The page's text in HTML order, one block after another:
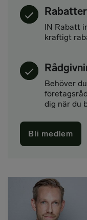
Rabatter
IN Rabatt
kraftigt
Behöver
dig när du
Bli medlem